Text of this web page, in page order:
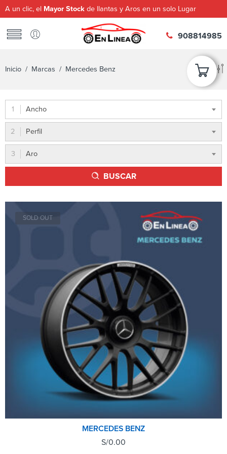
A un clic, el Mayor Stock de llantas y Aros en un solo Lugar
908814985
Inicio / Marcas / Mercedes Benz
Ancho
Perfil
Aro
BUSCAR
SOLD OUT
MERCEDES BENZ
S/0.00